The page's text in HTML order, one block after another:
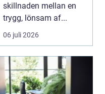
skillnaden mellan en
trygg, lönsam af...
06 juli 2026